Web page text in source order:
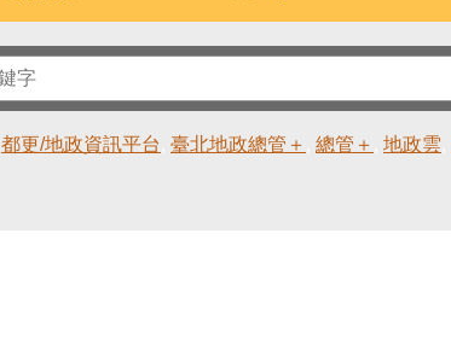
都更/地政資訊平台 臺北地政總管＋ 總管＋ 地政雲